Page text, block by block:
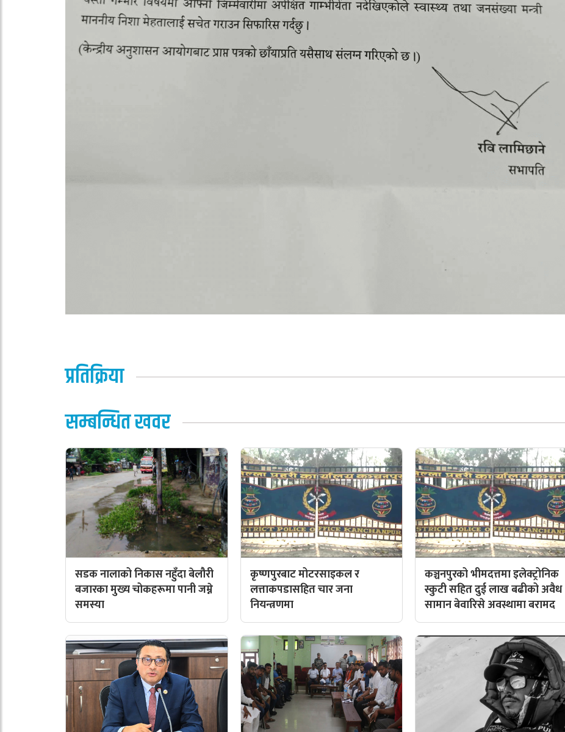
प्रतिक्रिया
सम्बन्धित खवर
सडक नालाको निकास नहुँदा बेलौरी
बजारका मुख्य चोकहरूमा पानी जम्ने
समस्या
कृष्णपुरबाट मोटरसाइकल र
लत्ताकपडासहित चार जना
नियन्त्रणमा
कञ्चनपुरको भीमदत्तमा इलेक्ट्रोनिक
स्कुटी सहित दुई लाख बढीको अवैध
सामान बेवारिसे अवस्थामा बरामद